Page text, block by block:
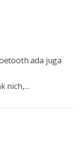
ada juga
nich,…